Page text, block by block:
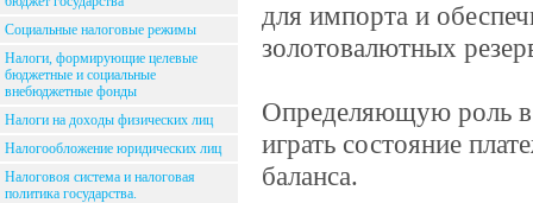
Социальные налоговые режимы
Налоги, формирующие целевые
бюджетные и социальные
внебюджетные фонды
Налоги на доходы физических лиц
Налогообложение юридических лиц
Налоговоя система и налоговая
политика государства.
для импорта и
золотовалютных
Определяющую роль в
играть состояние
баланса.